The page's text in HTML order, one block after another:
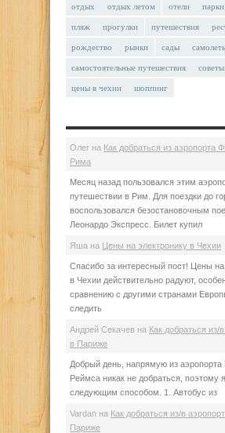
отдых отдых летом отели парки
пляж прогулки путешествия
рождество рынки сады
самостоятельные путешествия
цены в чехии шоппинг
Олег на Как добраться из аэропорта
Рима
Месяц назад пользовался этим
путешествии в Рим. Для поездки до
воспользовался безостановочным
Леонардо Экспресс. Билет купил
Яша на Цены на электронику в Чехии
Спасибо за интересный пост! Цены на
в Чехии действительно радуют,
сравнению с другими странами
следить
Андрей Секачев на Как добраться из/
в Париже
Добрый день, напрямую из аэропорта
Реймса никак не добраться, поэтому
следующим способом. 1. Автобус из
Vardan на Как добраться из/в
Париже